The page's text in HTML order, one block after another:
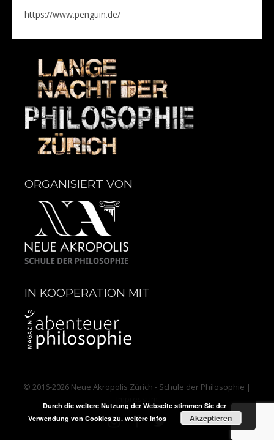
https://www.penguin.de/
ORGANISIERT VON
IN KOOPERATION MIT
© 2016-2026 Neue Akropolis Zürich - Schule der Philosophie |
Durch die weitere Nutzung der Webseite stimmen Sie der
Verwendung von Cookies zu. weitere Infos Akzeptieren